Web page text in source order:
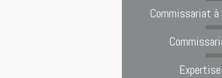
Commissariat